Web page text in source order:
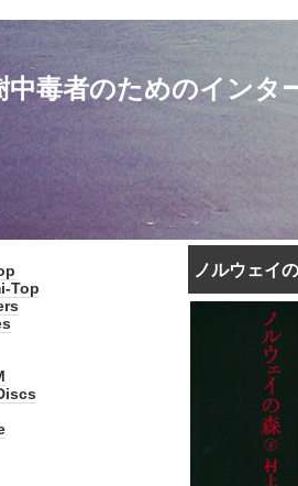
中毒者のためのイン
Top
ノルウェイ